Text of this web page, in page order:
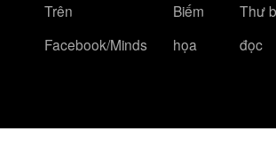
Trên
Facebook/Minds
Biếm
họa
Thư
đọc